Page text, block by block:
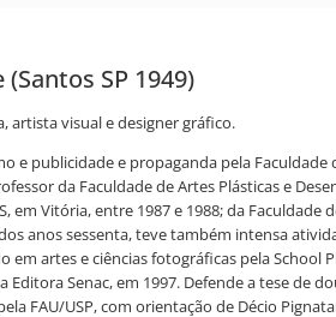
SP 1949)
artista visual e designer gráfico.
e publicidade e propaganda pela
da Faculdade de Artes Plásticas e
em Vitória, entre 1987 e 1988; da
anos sessenta, teve também intensa
em artes e ciências fotográficas pela
Editora Senac, em 1997. Defende a tese de
FAU/USP, com orientação de Décio